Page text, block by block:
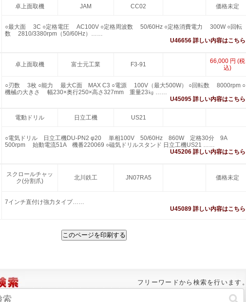
卓上面取機 JAM CC02 価格未定
○最大面 3C ○定格電圧 AC100V ○定格周波数 50/60Hz ○定格消費電力 300W ○回転
数 2810/3380rpm（50/60Hz）……
U46656 詳しい内容はこちら
卓上面取機 富士元工業 F3-91
66,000 円 (税
込)
○刃数 3枚 ○能力 最大C面 MAX C3 ○電源 100V（最大500W） ○回転数 8000rpm ○
機械の大きさ 幅230×奥行250×高さ327mm 重量23㎏ ……
U45095 詳しい内容はこちら
電動ドリル 日立工機 US21
○電気ドリル 日立工機DU-PN2 φ20 単相100V 50/60Hz 860W 定格30分 9A
500rpm 始動電流51A 機番220069 ○磁気ドリルスタンド 日立工機US21 ……
U45206 詳しい内容はこちら
スクロールチャッ
ク(分割爪)
北川鉄工 JN07RA5 価格未定
7インチ直付け強力タイプ……
U45089 詳しい内容はこちら
このページを印刷する
フリーワードから検索を行います。